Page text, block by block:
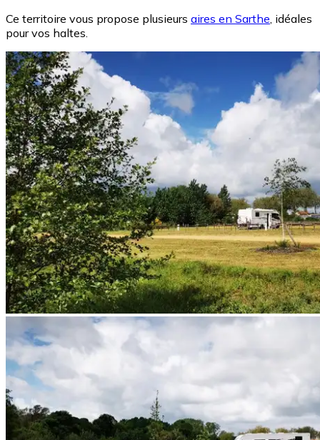
Ce territoire vous propose plusieurs aires en Sarthe, idéales
pour vos haltes.